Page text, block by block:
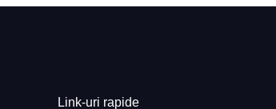
Link-uri rapide